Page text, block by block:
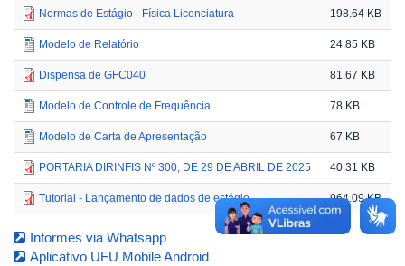
Normas de Estágio - Física Licenciatura 198.64 KB
Modelo de Relatório 24.85 KB
Dispensa de GFC040 81.67 KB
Modelo de Controle de Frequência 78 KB
Modelo de Carta de Apresentação 67 KB
PORTARIA DIRINFIS Nº 300, DE 29 DE ABRIL DE 2025 40.31 KB
Tutorial - Lançamento de dados de estágio 964.09 KB
Informes via Whatsapp
Aplicativo UFU Mobile Android